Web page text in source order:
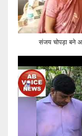
संजय चोपड़ा बने